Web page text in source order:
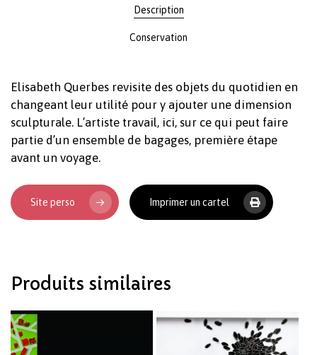
Votre panier est vide.
Revenir à l'Artotek
Description
Conservation
Elisabeth Querbes revisite des objets du quotidien en
changeant leur utilité pour y ajouter une dimension
sculpturale. L’artiste travail, ici, sur ce qui peut faire
partie d’un ensemble de bagages, première étape
avant un voyage.
Site perso Imprimer un cartel
Produits similaires